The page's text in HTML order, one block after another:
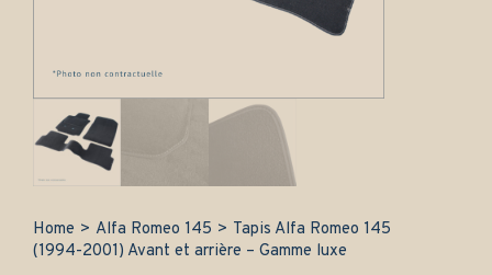
Home > Alfa Romeo 145 > Tapis Alfa Romeo 145
(1994-2001) Avant et arrière – Gamme luxe